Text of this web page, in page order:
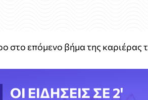
στο επόμενο βήμα της καριέρας
ΟΙ ΕΙΔΗΣΕΙΣ ΣΕ 2'